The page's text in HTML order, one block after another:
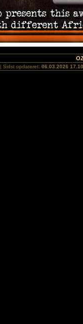
| Sidst opdateret: 06.03.2026 17.10